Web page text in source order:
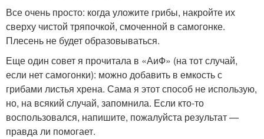
Все очень просто: когда уложите грибы, накройте их
сверху чистой тряпочкой, смоченной в самогонке.
Плесень не будет образовываться.
Еще один совет я прочитала в «АиФ» (на тот случай,
если нет самогонки): можно добавить в емкость с
грибами листья хрена. Сама я этот способ не использую,
но, на всякий случай, запомнила. Если кто-то
воспользовался, напишите, пожалуйста результат —
правда ли помогает.